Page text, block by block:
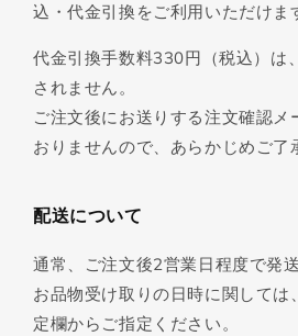
込・代金引換をご利用いただけま
代金引換手数料330円（税込）は
されません。
ご注文後にお送りする注文確認メ
おりませんので、あらかじめご了
配送について
通常、ご注文後2営業日程度で発
お品物受け取りの日時に関しては
定欄からご指定ください。